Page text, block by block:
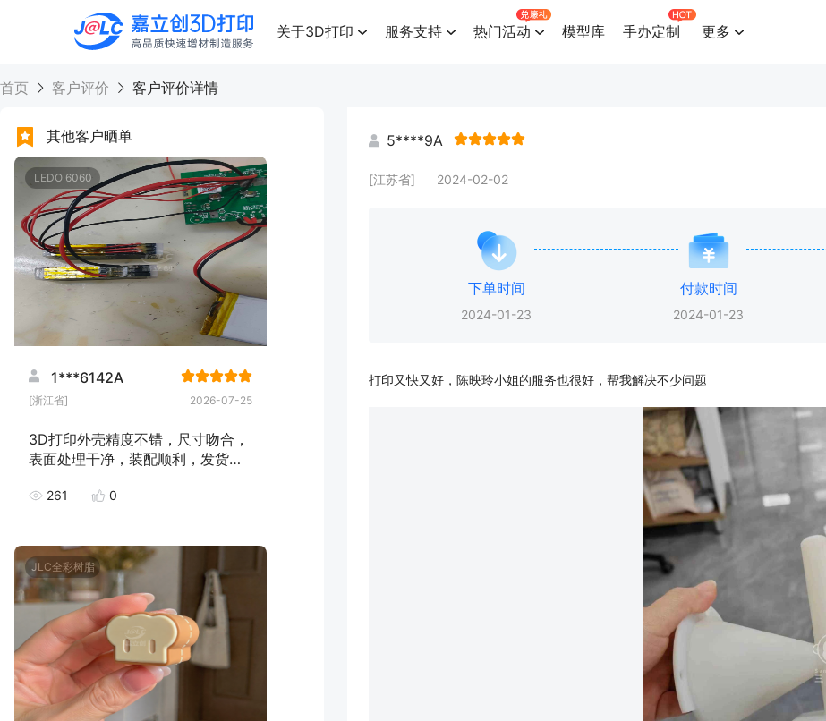
高品质快速增材制造服务
关于3D打印 服务支持 热门活动 模型库 手办定制 更多
首页 客户评价 客户评价详情
其他客户晒单
LEDO 6060
1***6142A
[浙江省] 2026-07-25
3D打印外壳精度不错，尺寸吻合，
表面处理干净，装配顺利，发货速
261 0
JLC全彩树脂
5****9A
[江苏省] 2024-02-02
下单时间
2024-01-23
付款时间
2024-01-23
打印又快又好，陈映玲小姐的服务也很好，帮我解决不少问题